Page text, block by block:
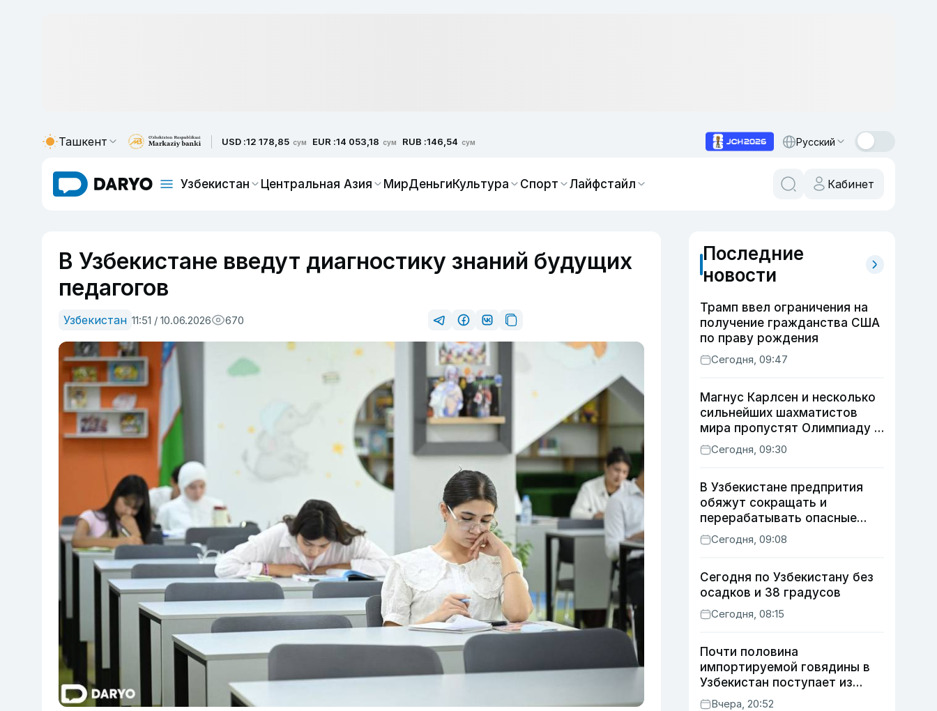
Ташкент USD :12 178,85 сум EUR :14 053,18 сум RUB :146,54 сум Русский
Узбекистан Центральная Азия МирДеньгиКультура Спорт Лайфстайл Кабинет
В Узбекистане введут диагностику знаний будущих
педагогов
Узбекистан 11:51 / 10.06.2026 670
Последние
новости
Трамп ввел ограничения на
получение гражданства США
по праву рождения
Сегодня, 09:47
Магнус Карлсен и несколько
сильнейших шахматистов
мира пропустят Олимпиаду в
Самарканде
Сегодня, 09:30
В Узбекистане предпрития
обяжут сокращать и
перерабатывать опасные
отходы
Сегодня, 09:08
Сегодня по Узбекистану без
осадков и 38 градусов
Сегодня, 08:15
Почти половина
импортируемой говядины в
Узбекистан поступает из
Индии
Вчера, 20:52